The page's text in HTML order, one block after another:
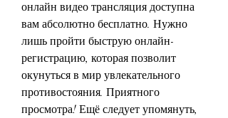
онлайн видео трансляция доступна
вам абсолютно бесплатно. Нужно
лишь пройти быструю онлайн-
регистрацию, которая позволит
окунуться в мир увлекательного
противостояния. Приятного
просмотра! Ещё следует упомянуть,